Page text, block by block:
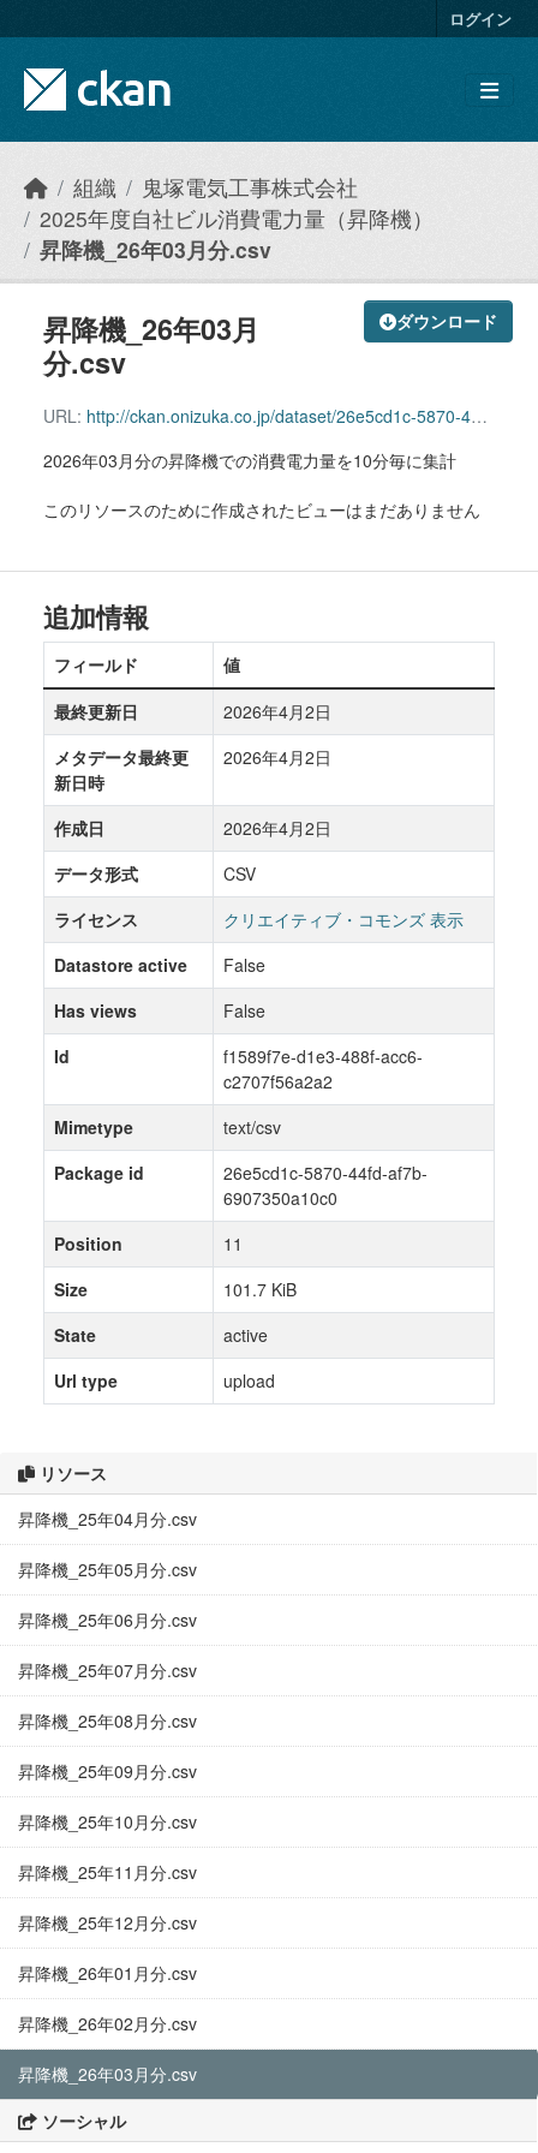
ログイン
組織
鬼塚電気工事株式会社
2025年度自社ビル消費電力量（昇降機）
昇降機_26年03月分.csv
ダウンロード
昇降機_26年03月
分.csv
URL: http://ckan.onizuka.co.jp/dataset/26e5cd1c-5870-44fd-af7b-6907350a10c0/resource/f1589f7e-d1e3-488f-acc6-c2707f56a2a2/download/elevator_2603.csv
2026年03月分の昇降機での消費電力量を10分毎に集計
このリソースのために作成されたビューはまだありません
リソース
昇降機_25年04月分.csv
昇降機_25年05月分.csv
昇降機_25年06月分.csv
昇降機_25年07月分.csv
昇降機_25年08月分.csv
昇降機_25年09月分.csv
昇降機_25年10月分.csv
昇降機_25年11月分.csv
昇降機_25年12月分.csv
昇降機_26年01月分.csv
昇降機_26年02月分.csv
昇降機_26年03月分.csv
ソーシャル
追加情報
フィールド
値
最終更新日
2026年4月2日
メタデータ最終更
新日時
2026年4月2日
作成日
2026年4月2日
データ形式
CSV
ライセンス
クリエイティブ・コモンズ 表示
Datastore active
False
Has views
False
Id
f1589f7e-d1e3-488f-acc6-
c2707f56a2a2
Mimetype
text/csv
Package id
26e5cd1c-5870-44fd-af7b-
6907350a10c0
Position
11
Size
101.7 KiB
State
active
Url type
upload